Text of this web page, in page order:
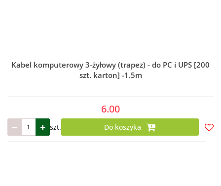
Kabel komputerowy 3-żyłowy (trapez) - do PC i UPS [200
szt. karton] -1.5m
6.00
szt. Do koszyka